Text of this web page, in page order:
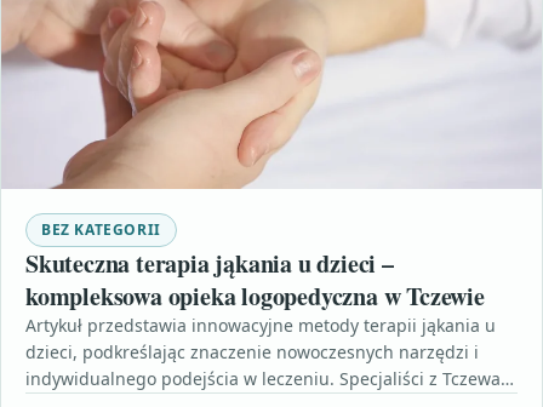
BEZ KATEGORII
Skuteczna terapia jąkania u dzieci –
kompleksowa opieka logopedyczna w Tczewie
Artykuł przedstawia innowacyjne metody terapii jąkania u
dzieci, podkreślając znaczenie nowoczesnych narzędzi i
indywidualnego podejścia w leczeniu. Specjaliści z Tczewa